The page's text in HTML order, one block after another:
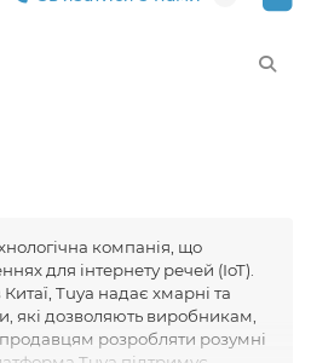
компанія, що
для інтернету речей (IoT).
Tuya надає хмарні та
які дозволяють виробникам,
розробляти розумні